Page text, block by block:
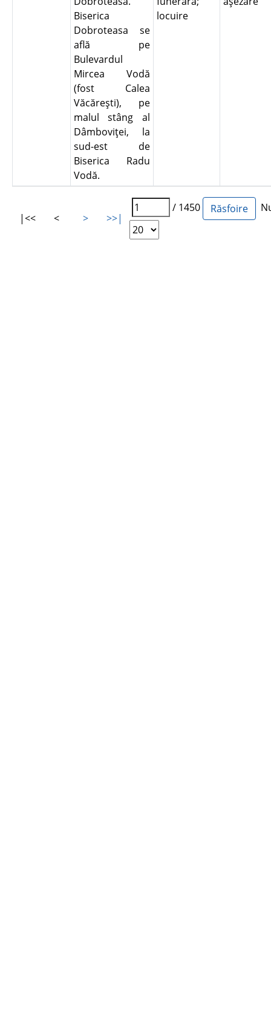
Biserica
Dobroteasa se
află pe
Bulevardul
Mircea Vodă
(fost Calea
Văcăreşti), pe
malul stâng al
Dâmboviţei, la
sud-est de
Biserica Radu
Vodă.
locuire
|<< < > >>|
/ 1450